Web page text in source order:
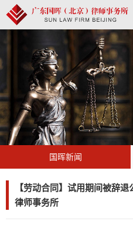
国晖新闻
【劳动合同】试用期间被辞
律师事务所